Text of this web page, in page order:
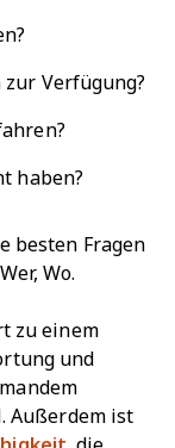
zur Verfügung?
haben?
besten Fragen
Wo.
zu einem
und
Außerdem ist